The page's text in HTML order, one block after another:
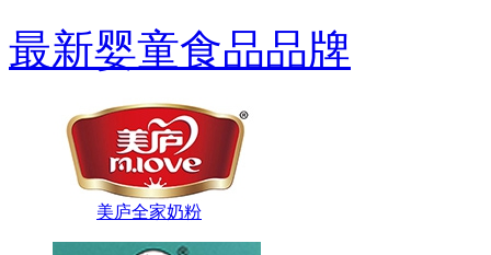
最新婴童食品品牌
美庐全家奶粉